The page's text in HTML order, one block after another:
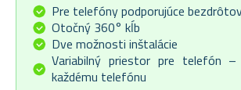
Pre telefóny podporujúce
Otočný 360° kĺb
Dve možnosti inštalácie
Variabilný priestor pre telefón
každému telefónu